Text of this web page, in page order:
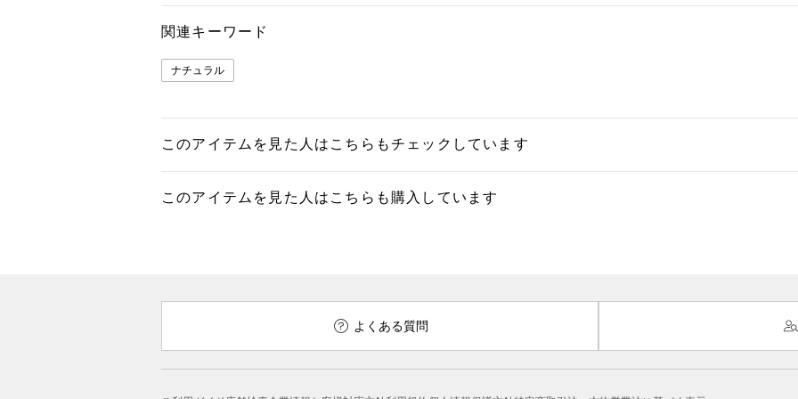
関連キーワード
ナチュラル
このアイテムを見た人はこちらもチェックしています
このアイテムを見た人はこちらも購入しています
よくある質問